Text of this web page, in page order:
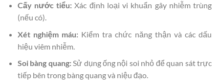
Cấy nước tiểu: Xác định loại vi khuẩn gây nhiễm trùng
(nếu có).
Xét nghiệm máu: Kiểm tra chức năng thận và các dấu
hiệu viêm nhiễm.
Soi bàng quang:Sử dụng ống nội soi nhỏ để quan sát trực
tiếp bên trong bàng quang và niệu đạo.